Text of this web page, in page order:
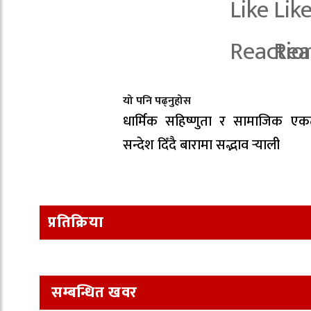
यो पनि पढ्नुहोस
धार्मिक सहिष्णुता र सामाजिक
सन्देश दिँदै बारामा सद्भाव र्‍याली
प्रतिक्रिया
सम्बन्धित खवर